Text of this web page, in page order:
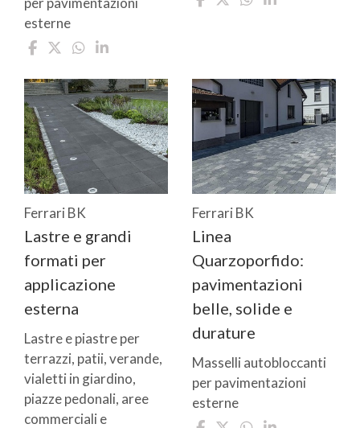
esterne
Ferrari BK
Lastre e grandi
formati per
applicazione
esterna
Lastre e piastre per
terrazzi, patii, verande,
vialetti in giardino,
piazze pedonali, aree
commerciali e
Ferrari BK
Linea
Quarzoporfido:
pavimentazioni
belle, solide e
durature
Masselli autobloccanti
per pavimentazioni
esterne